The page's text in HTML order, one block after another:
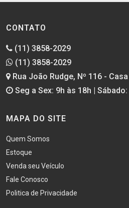
CONTATO
(11) 3858-2029
(11) 3858-2029
Rua João Rudge, Nº 116 -
Seg a Sex: 9h às 18h |
MAPA DO SITE
Quem Somos
Estoque
Venda seu Veículo
Fale Conosco
Politica de Privacidade